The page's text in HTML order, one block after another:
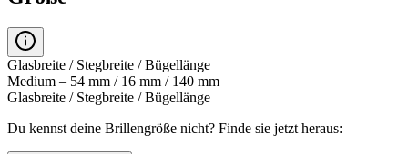
Glasbreite / Stegbreite / Bügellänge
Medium – 54 mm / 16 mm / 140 mm
Glasbreite / Stegbreite / Bügellänge
Du kennst deine Brillengröße nicht? Finde sie jetzt heraus: